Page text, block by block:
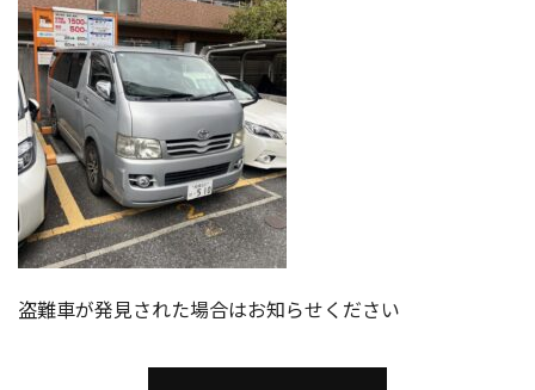
盗難車が発見された場合はお知らせください